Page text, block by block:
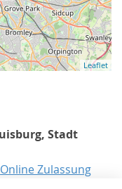
Leaflet
Stadt
Online Zulassung